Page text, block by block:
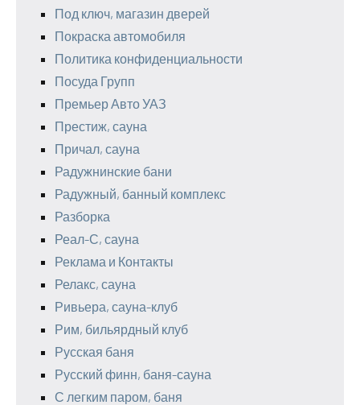
Под ключ, магазин дверей
Покраска автомобиля
Политика конфиденциальности
Посуда Групп
Премьер Авто УАЗ
Престиж, сауна
Причал, сауна
Радужнинские бани
Радужный, банный комплекс
Разборка
Реал-С, сауна
Реклама и Контакты
Релакс, сауна
Ривьера, сауна-клуб
Рим, бильярдный клуб
Русская баня
Русский финн, баня-сауна
С легким паром, баня